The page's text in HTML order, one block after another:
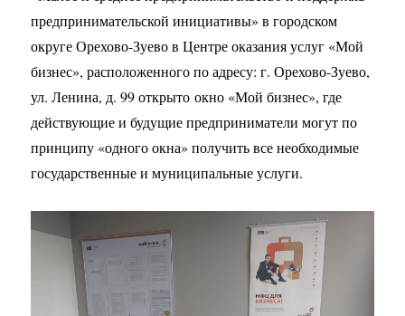
предпринимательской инициативы» в городском
округе Орехово-Зуевов Центре оказания услуг «Мой
бизнес», расположенногопо адресу: г. Орехово-Зуево,
ул. Ленина, д. 99 открыто окно «Мой бизнес», где
действующие и будущие предприниматели могут по
принципу «одного окна» получить все необходимые
государственные и муниципальные услуги.